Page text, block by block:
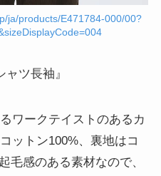
ja/products/E471784-000/00?
ツ長袖』
ワークテイストのあるカ
ットン100%、裏地はコ
毛感のある素材なので、